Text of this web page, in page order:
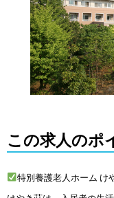
この求人のポ
特別養護老人ホーム け